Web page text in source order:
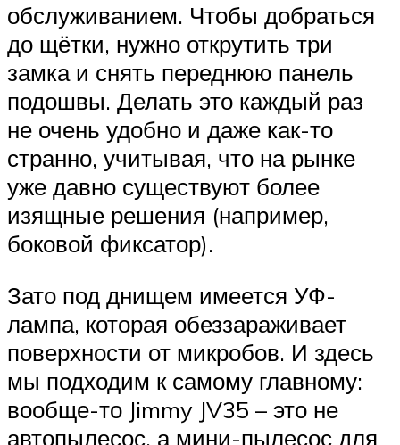
обслуживанием. Чтобы добраться
до щётки, нужно открутить три
замка и снять переднюю панель
подошвы. Делать это каждый раз
не очень удобно и даже как-то
странно, учитывая, что на рынке
уже давно существуют более
изящные решения (например,
боковой фиксатор).
Зато под днищем имеется УФ-
лампа, которая обеззараживает
поверхности от микробов. И здесь
мы подходим к самому главному:
вообще-то Jimmy JV35 – это не
автопылесос, а мини-пылесос для